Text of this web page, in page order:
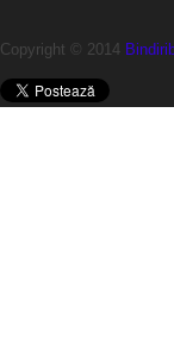
Copyright © 2014